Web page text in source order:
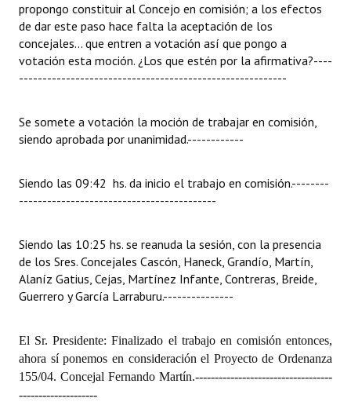
propongo constituir al Concejo en comisión; a los efectos
de dar este paso hace falta la aceptación de los
concejales... que entren a votación así que pongo a
votación esta moción. ¿Los que estén por la afirmativa?----
---------------------------------------------------------
Se somete a votación la moción de trabajar en comisión,
siendo aprobada por unanimidad.------------
Siendo las 09:42 hs. da inicio el trabajo en comisión.--------
------------------------------------------
Siendo las 10:25 hs. se reanuda la sesión, con la presencia
de los Sres. Concejales Cascón, Haneck, Grandío, Martín,
Alaníz Gatius, Cejas, Martínez Infante, Contreras, Breide,
Guerrero y García Larraburu.---------------
El Sr. Presidente: Finalizado el trabajo en comisión entonces,
ahora sí ponemos en consideración el Proyecto de Ordenanza
155/04. Concejal Fernando Martín.-----------------------------------
--------------------